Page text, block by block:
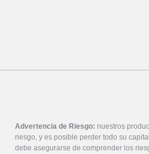
Advertencia de Riesgo: nuestros
riesgo, y es posible perder todo su
debe asegurarse de comprender los